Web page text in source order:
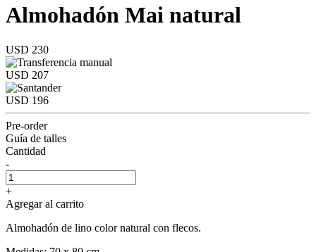
Almohadón Mai natural
USD 230
USD 207
USD 196
Pre-order
Guía de talles
Cantidad
-
+
Agregar al carrito
Almohadón de lino color natural con flecos.